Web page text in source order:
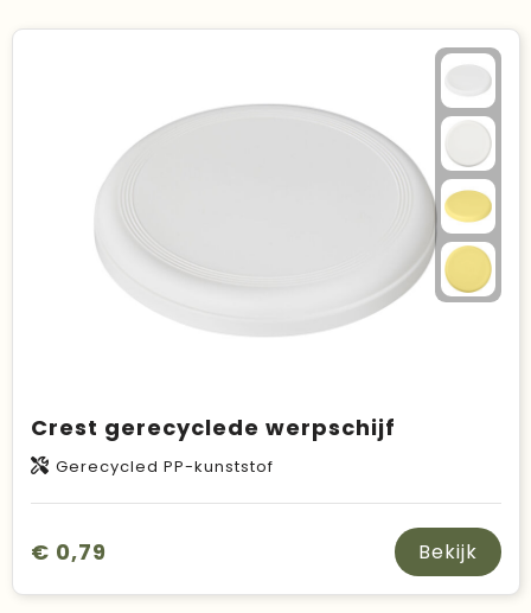
Crest gerecyclede werpschijf
Gerecycled PP-kunststof
€ 0,79 Bekijk